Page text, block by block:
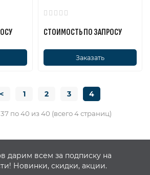
СТОИМОСТЬ ПО ЗАПРОСУ
Заказать
< 1 2 3 4
по 40 из 40 (всего 4 страниц)
дарим всем за подписку на
Новинки, скидки, акции.